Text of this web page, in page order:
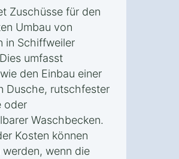
Zuschüsse für den
Umbau von
in Schiffweiler
umfasst
den Einbau einer
Dusche, rutschfester
oder
Waschbecken.
Kosten können
werden, wenn die